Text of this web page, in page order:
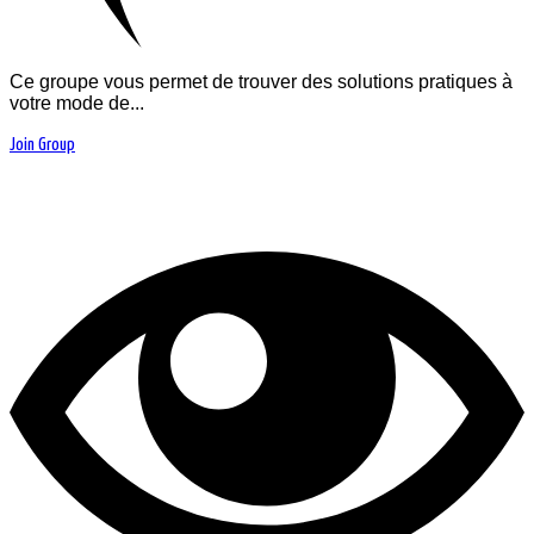
Ce groupe vous permet de trouver des solutions pratiques à
votre mode de...
Join Group